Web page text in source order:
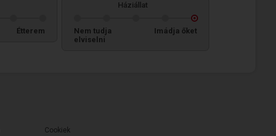
Étterem
Háziállat
Nem tudja
elviselni
Imádja őket
Cookiek